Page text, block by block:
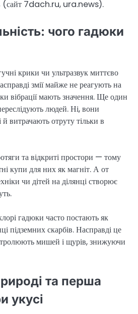
(сайт 7dach.ru, ura.news).
чого гадюки
крики чи ультразвук миттєво
змії майже не реагують на
вібрації мають значення. Ще один
людей. Ні, вони
витрачають отруту тільки в
та відкриті простори — тому
купи для них як магніт. А от
чи дітей на ділянці створює
гадюки часто постають як
підземних скарбів. Насправді це
мишей і щурів, знижуючи
та перша
укусі